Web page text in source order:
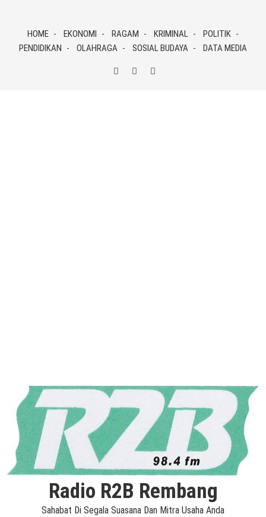
contentHOME EKONOMI RAGAM KRIMINAL
POLITIK
PENDIDIKAN
OLAHRAGA SOSIAL BUDAYA DATA MEDIA
Radio R2B Rembang
Sahabat Di Segala Suasana Dan Mitra Usaha Anda